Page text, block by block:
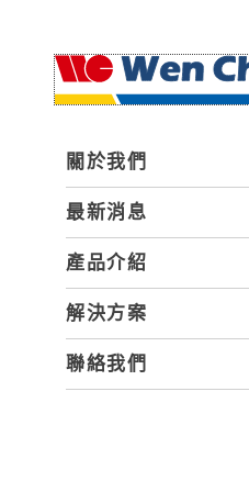
關於我們
最新消息
產品介紹
解決方案
聯絡我們